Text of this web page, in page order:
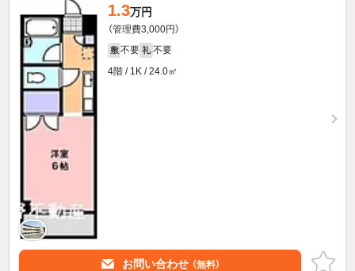
1.3万円
（管理費3,000円）
敷 不要 礼 不要
4階 / 1K / 24.0㎡
お問い合わせ （無料）